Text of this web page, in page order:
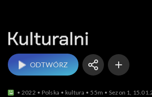
ODTWÓRZ
2022 Polska kultura 55m Sezon 1,